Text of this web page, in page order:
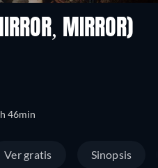
MIRROR)
46min
Ver gratis Sinopsis